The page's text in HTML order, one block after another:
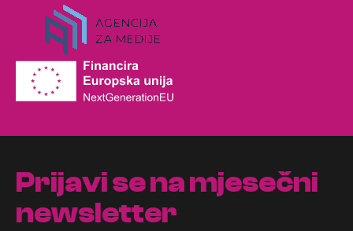
Prijavi se na mjesečni
newsletter